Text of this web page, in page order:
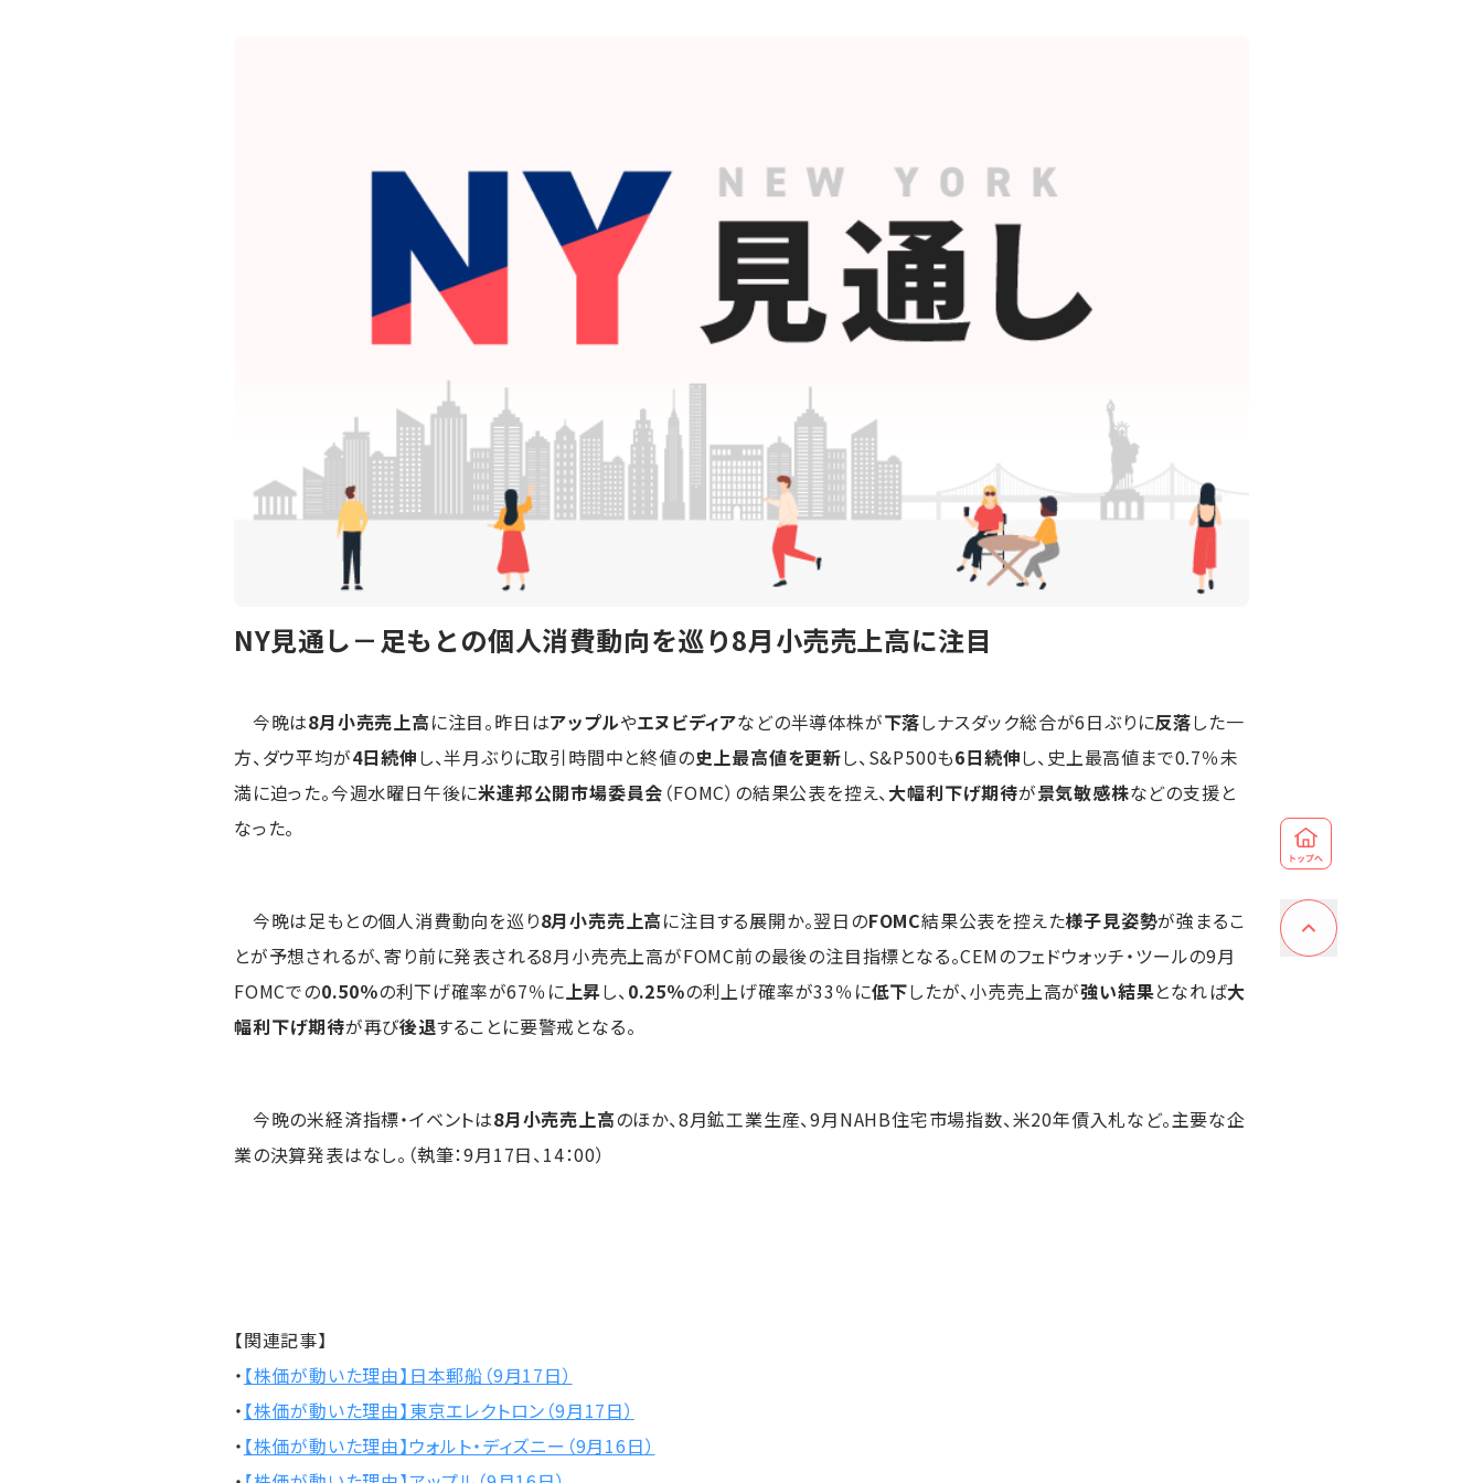
NY見通し－足もとの個人消費動向を巡り8月小売売上高に注目
今晩は8月小売売上高に注目。昨日はアップルやエヌビディアなどの半導体株が下落しナスダック総合が6日ぶりに反落した一
方、ダウ平均が4日続伸し、半月ぶりに取引時間中と終値の史上最高値を更新し、S&P500も6日続伸し、史上最高値まで0.7％未
満に迫った。今週水曜日午後に米連邦公開市場委員会 （FOMC）の結果公表を控え、 大幅利下げ期待が景気敏感株などの支援と
なった。
今晩は足もとの個人消費動向を巡り8月小売売上高に注目する展開か。翌日のFOMC結果公表を控えた様子見姿勢が強まるこ
とが予想されるが、寄り前に発表される8月小売売上高がFOMC前の最後の注目指標となる。CEMのフェドウォッチ・ツールの9月
FOMCでの0.50％の利下げ確率が67％に 上昇し、 0.25％の利上げ確率が33％に低下したが、小売売上高が強い結果となれば大
幅利下げ期待が再び後退することに要警戒となる。
今晩の米経済指標・イベントは8月小売売上高のほか、8月鉱工業生産、9月NAHB住宅市場指数、米20年債入札など。主要な企
業の決算発表はなし。（執筆：9月17日、14：00）
【関連記事】
・ 【株価が動いた理由】日本郵船（9月17日）
・ 【株価が動いた理由】東京エレクトロン（9月17日）
・ 【株価が動いた理由】ウォルト・ディズニー（9月16日）